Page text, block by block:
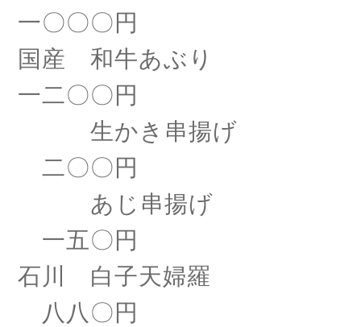
一〇〇〇円
国産 和牛あぶり
一二〇〇円
生かき串揚げ
二〇〇円
あじ串揚げ
一五〇円
石川 白子天婦羅
八八〇円